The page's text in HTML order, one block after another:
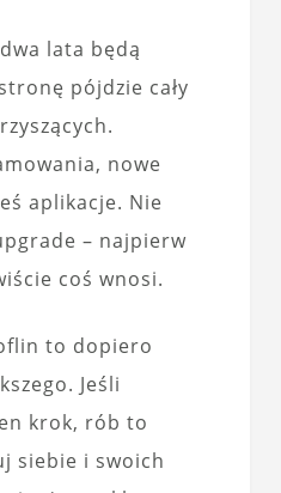
lata będą
pójdzie cały
nowe
aplikacje. Nie
– najpierw
coś wnosi.
to dopiero
Jeśli
krok, rób to
siebie i swoich